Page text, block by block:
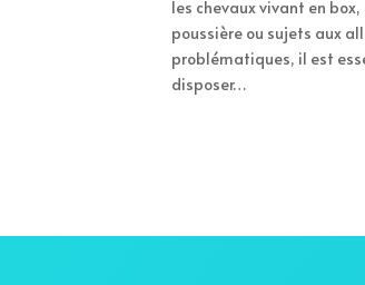
les chevaux vivant en
poussière ou sujets aux
problématiques, il est
disposer…